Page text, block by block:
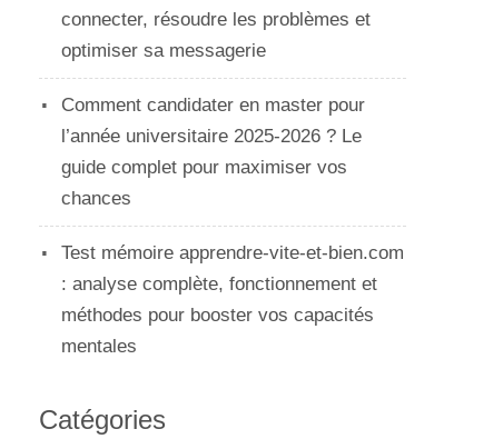
connecter, résoudre les problèmes et
optimiser sa messagerie
Comment candidater en master pour
l’année universitaire 2025-2026 ? Le
guide complet pour maximiser vos
chances
Test mémoire apprendre-vite-et-bien.com
: analyse complète, fonctionnement et
méthodes pour booster vos capacités
mentales
Catégories